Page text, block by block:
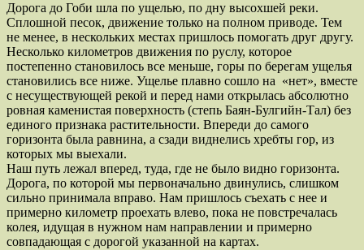
Дорога до Гоби шла по ущелью, по дну высохшей реки.
Сплошной песок, движение только на полном приводе. Тем
не менее, в нескольких местах пришлось помогать друг другу.
Несколько километров движения по руслу, которое
постепенно становилось все меньше, горы по берегам ущелья
становились все ниже. Ущелье плавно сошло на «нет», вместе
с несуществующей рекой и перед нами открылась абсолютно
ровная каменистая поверхность (степь Баян-Булгийн-Тал) без
единого признака растительности. Впереди до самого
горизонта была равнина, а сзади виднелись хребты гор, из
которых мы выехали.
Наш путь лежал вперед, туда, где не было видно горизонта.
Дорога, по которой мы первоначально двинулись, слишком
сильно принимала вправо. Нам пришлось съехать с нее и
примерно километр проехать влево, пока не повстречалась
колея, идущая в нужном нам направлении и примерно
совпадающая с дорогой указанной на картах.